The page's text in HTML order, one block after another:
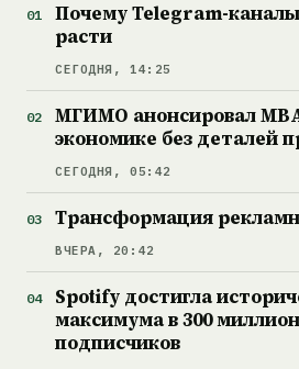
Почему Telegram-
расти
СЕГОДНЯ, 14:25
МГИМО анонсировал
экономике без деталей
СЕГОДНЯ, 05:42
Трансформация
ВЧЕРА, 20:42
Spotify достигла
максимума в 300
подписчиков